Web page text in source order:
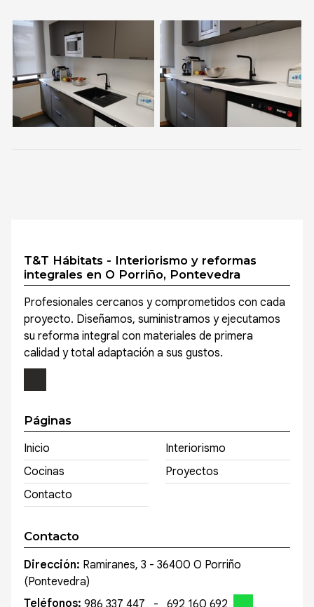
T&T Hábitats - Interiorismo y reformas
integrales en O Porriño, Pontevedra
Profesionales cercanos y comprometidos con cada
proyecto. Diseñamos, suministramos y ejecutamos
su reforma integral con materiales de primera
calidad y total adaptación a sus gustos.
Páginas
Inicio
Interiorismo
Cocinas
Proyectos
Contacto
Contacto
Dirección: Ramiranes, 3 - 36400 O Porriño
(Pontevedra)
Teléfonos: 986 337 447 - 692 160 692